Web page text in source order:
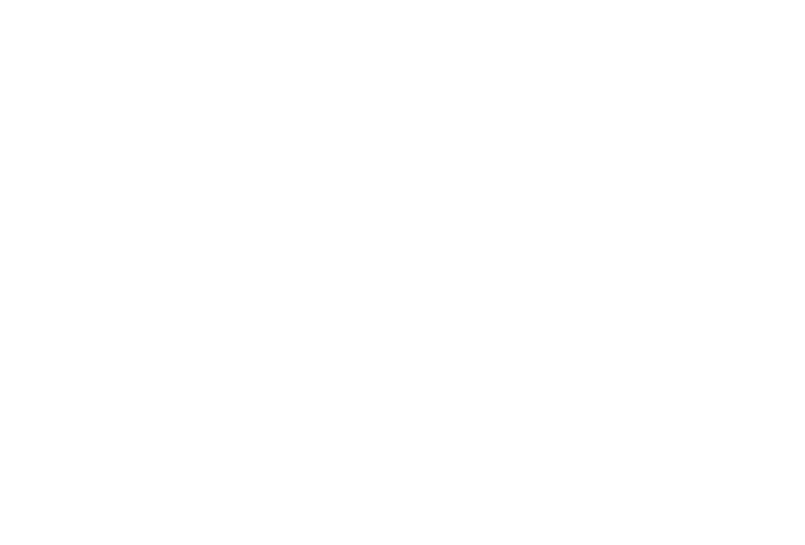
našim kompletním produktovým portfoliem.
střediscích v České republice. Více informací se dozvíte na stránkách jednotlivých středisek.
pro zajímavé pozice.​